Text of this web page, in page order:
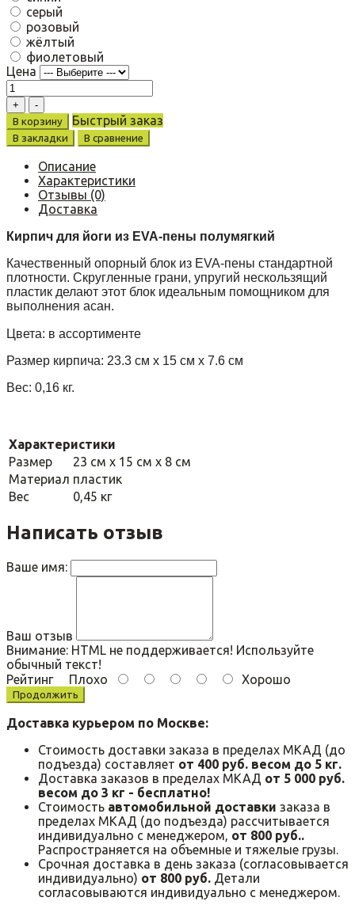
серый
розовый
жёлтый
фиолетовый
Цена
В корзину Быстрый заказ
В закладки В сравнение
Описание
Характеристики
Отзывы (0)
Доставка
Кирпич для йоги из EVA-пены полумягкий
Качественный опорный блок из EVA-пены стандартной
плотности. Скругленные грани, упругий нескользящий
пластик делают этот блок идеальным помощником для
выполнения асан.
Цвета: в ассортименте
Размер кирпича: 23.3 см х 15 см х 7.6 см
Вес: 0,16 кг.
Характеристики
Размер
23 см х 15 см х 8 см
Материал пластик
Вес
0,45 кг
Написать отзыв
Ваше имя:
Ваш отзыв
Внимание: HTML не поддерживается! Используйте
обычный текст!
РейтингПлохо Хорошо
Продолжить
Доставка курьером по Москве:
Стоимость доставки заказа в пределах МКАД (до
подъезда) составляет от 400 руб. весом до 5 кг.
Доставка заказов в пределах МКАД от 5 000 руб.
весом до 3 кг - бесплатно!
Стоимость автомобильной доставки заказа в
пределах МКАД (до подъезда) рассчитывается
индивидуально с менеджером, от 800 руб..
Распространяется на объемные и тяжелые грузы.
Срочная доставка в день заказа (согласовывается
индивидуально) от 800 руб. Детали
согласовываются индивидуально с менеджером.